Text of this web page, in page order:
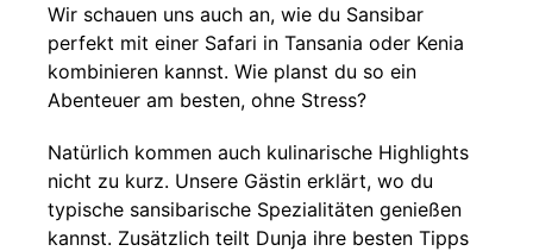
Wir schauen uns auch an, wie du Sansibar
perfekt mit einer Safari in Tansania oder Kenia
kombinieren kannst. Wie planst du so ein
Abenteuer am besten, ohne Stress?
Natürlich kommen auch kulinarische Highlights
nicht zu kurz. Unsere Gästin erklärt, wo du
typische sansibarische Spezialitäten genießen
kannst. Zusätzlich teilt Dunja ihre besten Tipps